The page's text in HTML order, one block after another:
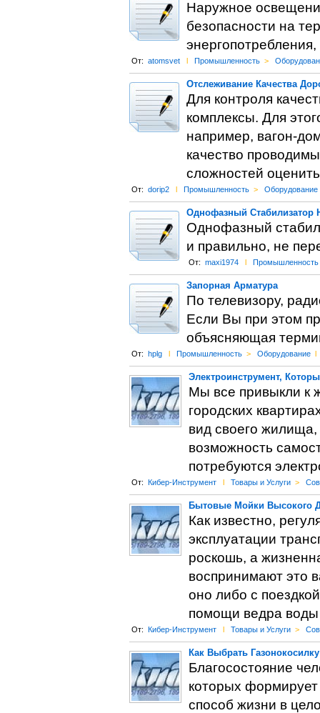
Наружное
безопасности на
От: atomsvet l Промышленность >
Отслеживание Качества
Для контроля
комплексы. Для
например, вагон-
качество
сложностей
От: dorip2 l Промышленность > Оборудование
Однофазный
Однофазный
и правильно, не
От: maxi1974 l Промышленность
Запорная Арматура
По телевизору,
Если Вы при этом
объясняющая
От: hplg l Промышленность > Оборудование l
Электроинструмент,
Мы все привыкли к
городских
вид своего жилища,
возможность
потребуются
От: Кибер-Инструмент l Товары и Услуги >
Бытовые Мойки Высокого
Как известно,
эксплуатации
роскошь, а
воспринимают это
оно либо с
помощи ведра воды
От: Кибер-Инструмент l Товары и Услуги >
Как Выбрать Газонокосилку
Благосостояние
которых
способ жизни в